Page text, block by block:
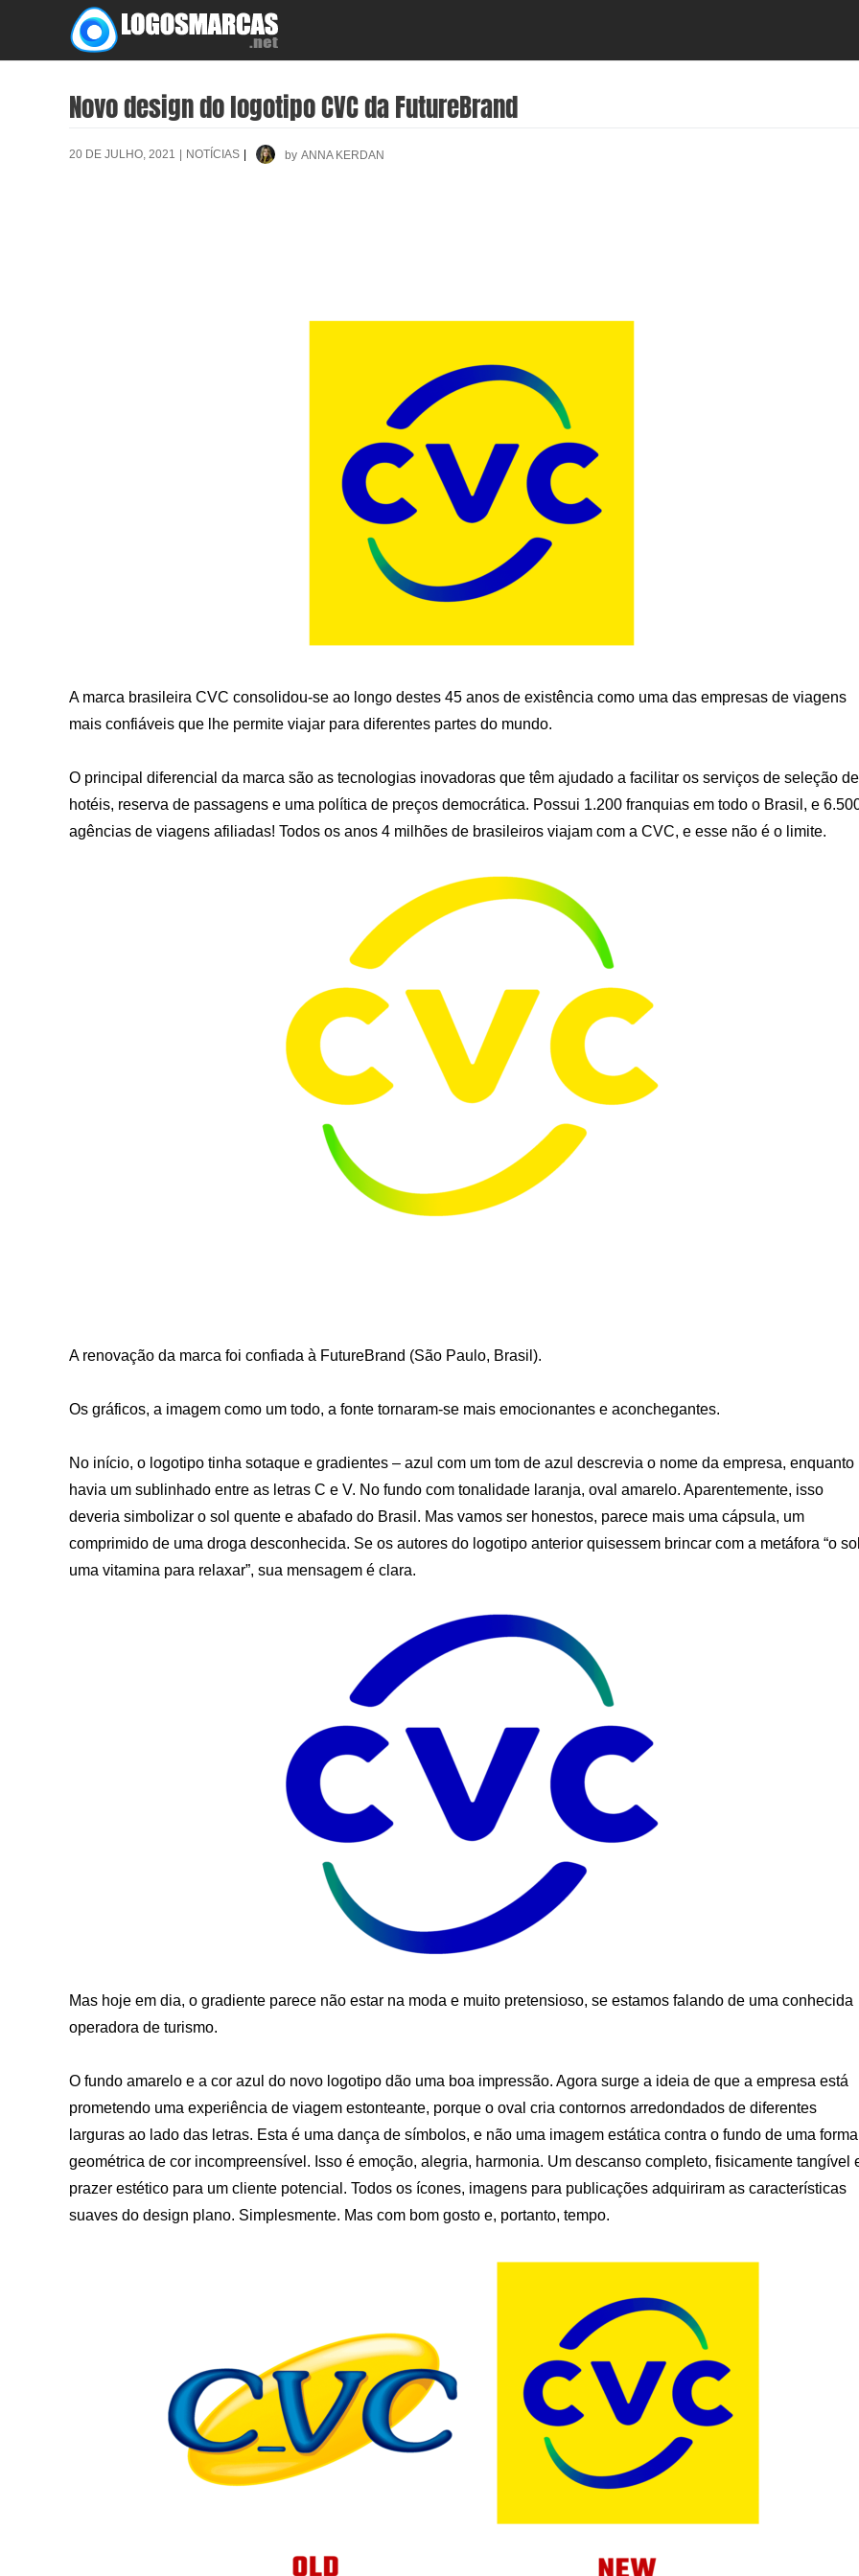
content
Novo design do logotipo CVC da FutureBrand
20 DE JULHO, 2021 | NOTÍCIAS | by ANNA KERDAN
A marca brasileira CVC consolidou-se ao longo destes 45 anos de existência como uma das empresas de viagens
mais confiáveis ​​que lhe permite viajar para diferentes partes do mundo.
O principal diferencial da marca são as tecnologias inovadoras que têm ajudado a facilitar os serviços de seleção de
hotéis, reserva de passagens e uma política de preços democrática. Possui 1.200 franquias em todo o Brasil, e
agências de viagens afiliadas! Todos os anos 4 milhões de brasileiros viajam com a CVC, e esse não é o limite.
A renovação da marca foi confiada à FutureBrand (São Paulo, Brasil).
Os gráficos, a imagem como um todo, a fonte tornaram-se mais emocionantes e aconchegantes.
No início, o logotipo tinha sotaque e gradientes – azul com um tom de azul descrevia o nome da empresa, enquanto
havia um sublinhado entre as letras C e V. No fundo com tonalidade laranja, oval amarelo. Aparentemente, isso
deveria simbolizar o sol quente e abafado do Brasil. Mas vamos ser honestos, parece mais uma cápsula, um
comprimido de uma droga desconhecida. Se os autores do logotipo anterior quisessem brincar com a metáfora “o
uma vitamina para relaxar”, sua mensagem é clara.
Mas hoje em dia, o gradiente parece não estar na moda e muito pretensioso, se estamos falando de uma conhecida
operadora de turismo.
O fundo amarelo e a cor azul do novo logotipo dão uma boa impressão. Agora surge a ideia de que a empresa está
prometendo uma experiência de viagem estonteante, porque o oval cria contornos arredondados de diferentes
larguras ao lado das letras. Esta é uma dança de símbolos, e não uma imagem estática contra o fundo de uma forma
geométrica de cor incompreensível. Isso é emoção, alegria, harmonia. Um descanso completo, fisicamente tangível
prazer estético para um cliente potencial. Todos os ícones, imagens para publicações adquiriram as características
suaves do design plano. Simplesmente. Mas com bom gosto e, portanto, tempo.